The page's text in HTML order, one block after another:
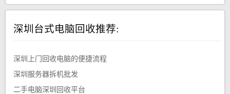
深圳台式电脑回收推荐:
深圳上门回收电脑的便捷流程
深圳服务器拆机批发
二手电脑深圳回收平台